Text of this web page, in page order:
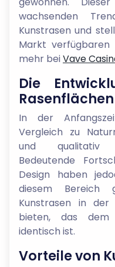
wachsenden
Kunstrasen und
Markt verfügbaren
mehr beiVave
Die
Rasenflächen
In der
Vergleich zu
und qualitativ
Bedeutende
Design haben
diesem Bereich
Kunstrasen in der
bieten, das dem
identisch ist.
Vorteile von